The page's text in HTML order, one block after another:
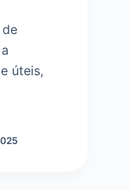
úteis,